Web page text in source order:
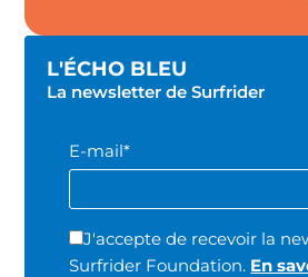
L'ÉCHO BLEU
La newsletter de Surfrider
E-mail*
J'accepte de recevoir la
Surfrider Foundation. En